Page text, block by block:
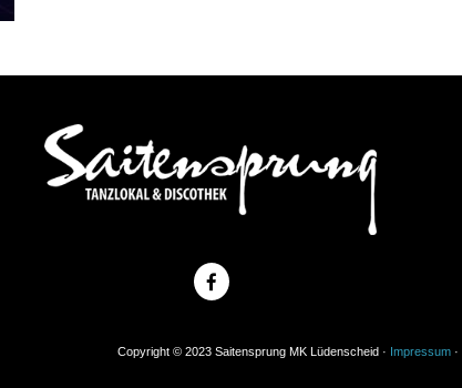
Copyright © 2023 Saitensprung MK Lüdenscheid · Impressum ·